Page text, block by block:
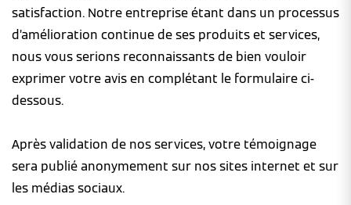
satisfaction. Notre entreprise étant dans un processus
d’amélioration continue de ses produits et services,
nous vous serions reconnaissants de bien vouloir
exprimer votre avis en complétant le formulaire ci-
dessous.
Après validation de nos services, votre témoignage
sera publié anonymement sur nos sites internet et sur
les médias sociaux.